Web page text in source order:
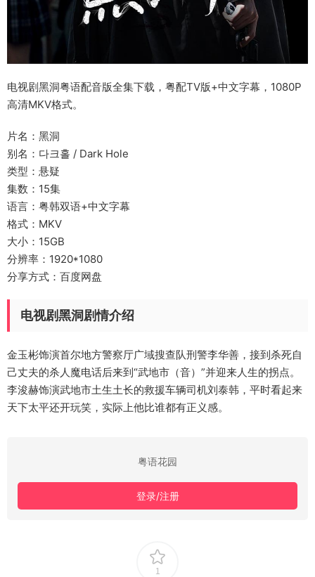
电视剧黑洞粤语配音版全集下载，粤配TV版+中文字幕，1080P
高清MKV格式。
片名：黑洞
别名：다크홀 / Dark Hole
类型：悬疑
集数：15集
语言：粤韩双语+中文字幕
格式：MKV
大小：15GB
分辨率：1920*1080
分享方式：百度网盘
电视剧黑洞剧情介绍
金玉彬饰演首尔地方警察厅广域搜查队刑警李华善，接到杀死自
己丈夫的杀人魔电话后来到“武地市（音）”并迎来人生的拐点。
李浚赫饰演武地市土生土长的救援车辆司机刘泰韩，平时看起来
天下太平还开玩笑，实际上他比谁都有正义感。
粤语花园
登录/注册
1